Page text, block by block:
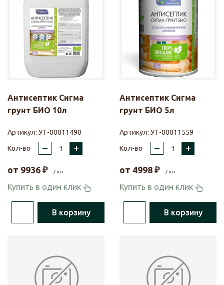
Антисептик Сигма
грунт БИО 10л
Артикул: УТ-00011490
Кол-во
– +
от 9936 ₽ / шт
Купить в один клик
В корзину
Антисептик Сигма
грунт БИО 5л
Артикул: УТ-00011559
Кол-во
– +
от 4998 ₽ / шт
Купить в один клик
В корзину